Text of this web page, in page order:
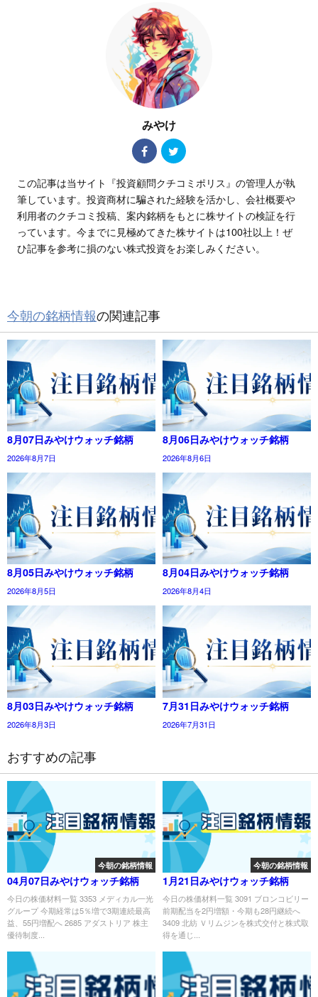
みやけ
この記事は当サイト『投資顧問クチコミポリス』の管理人が執
筆しています。投資商材に騙された経験を活かし、会社概要や
利用者のクチコミ投稿、案内銘柄をもとに株サイトの検証を行
っています。今までに見極めてきた株サイトは100社以上！ぜ
ひ記事を参考に損のない株式投資をお楽しみください。
今朝の銘柄情報の関連記事
8月07日みやけウォッチ銘柄
2026年8月7日
8月06日みやけウォッチ銘柄
2026年8月6日
8月05日みやけウォッチ銘柄
2026年8月5日
8月04日みやけウォッチ銘柄
2026年8月4日
8月03日みやけウォッチ銘柄
2026年8月3日
7月31日みやけウォッチ銘柄
2026年7月31日
おすすめの記事
今朝の銘柄情報
04月07日みやけウォッチ銘柄
今日の株価材料一覧 3353 メディカル一光
グループ 今期経常は5％増で3期連続最高
益、55円増配へ 2685 アダストリア 株主
優待制度...
今朝の銘柄情報
1月21日みやけウォッチ銘柄
今日の株価材料一覧 3091 ブロンコビリー
前期配当を2円増額・今期も28円継続へ
3409 北紡 Ｖリムジンを株式交付と株式取
得を通じ...